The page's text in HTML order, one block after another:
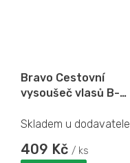
Bravo Cestovní
vysoušeč vlasů B-
Skladem u dodavatele
409 Kč / ks